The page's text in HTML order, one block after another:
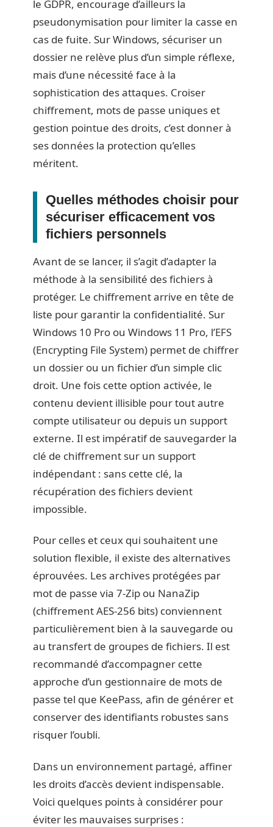
le GDPR, encourage d’ailleurs la
pseudonymisation pour limiter la casse en
cas de fuite. Sur Windows, sécuriser un
dossier ne relève plus d’un simple réflexe,
mais d’une nécessité face à la
sophistication des attaques. Croiser
chiffrement, mots de passe uniques et
gestion pointue des droits, c’est donner à
ses données la protection qu’elles
méritent.
Quelles méthodes choisir pour
sécuriser efficacement vos
fichiers personnels
Avant de se lancer, il s’agit d’adapter la
méthode à la sensibilité des fichiers à
protéger. Le chiffrement arrive en tête de
liste pour garantir la confidentialité. Sur
Windows 10 Pro ou Windows 11 Pro, l’EFS
(Encrypting File System) permet de chiffrer
un dossier ou un fichier d’un simple clic
droit. Une fois cette option activée, le
contenu devient illisible pour tout autre
compte utilisateur ou depuis un support
externe. Il est impératif de sauvegarder la
clé de chiffrement sur un support
indépendant : sans cette clé, la
récupération des fichiers devient
impossible.
Pour celles et ceux qui souhaitent une
solution flexible, il existe des alternatives
éprouvées. Les archives protégées par
mot de passe via 7-Zip ou NanaZip
(chiffrement AES-256 bits) conviennent
particulièrement bien à la sauvegarde ou
au transfert de groupes de fichiers. Il est
recommandé d’accompagner cette
approche d’un gestionnaire de mots de
passe tel que KeePass, afin de générer et
conserver des identifiants robustes sans
risquer l’oubli.
Dans un environnement partagé, affiner
les droits d’accès devient indispensable.
Voici quelques points à considérer pour
éviter les mauvaises surprises :